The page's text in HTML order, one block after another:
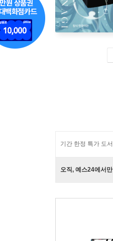
기간 한정 특가 도서
오직, 예스24에서만